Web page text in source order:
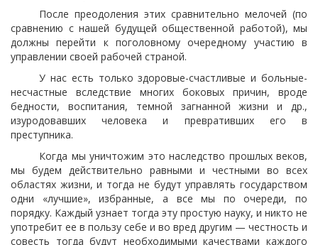
После преодоления этих сравнительно мелочей (по
сравнению с нашей будущей общественной работой), мы
должны перейти к поголовному очередному участию в
управлении своей рабочей страной.
У нас есть только здоровые-счастливые и больные-
несчастные вследствие многих боковых причин, вроде
бедности, воспитания, темной загнанной жизни и др.,
изуродовавших человека и превративших его в
преступника.
Когда мы уничтожим это наследство прошлых веков,
мы будем действительно равными и честными во всех
областях жизни, и тогда не будут управлять государством
одни «лучшие», избранные, а все мы по очереди, по
порядку. Каждый узнает тогда эту простую науку, и никто не
употребит ее в пользу себе и во вред другим — честность и
совесть тогда будут необходимыми качествами каждого